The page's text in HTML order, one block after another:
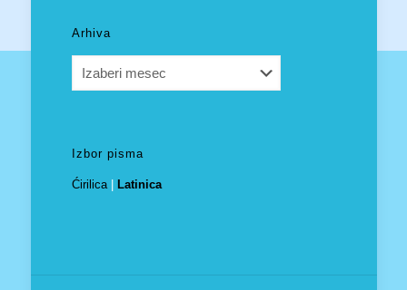
Arhiva
Izbor pisma
Ćirilica| Latinica